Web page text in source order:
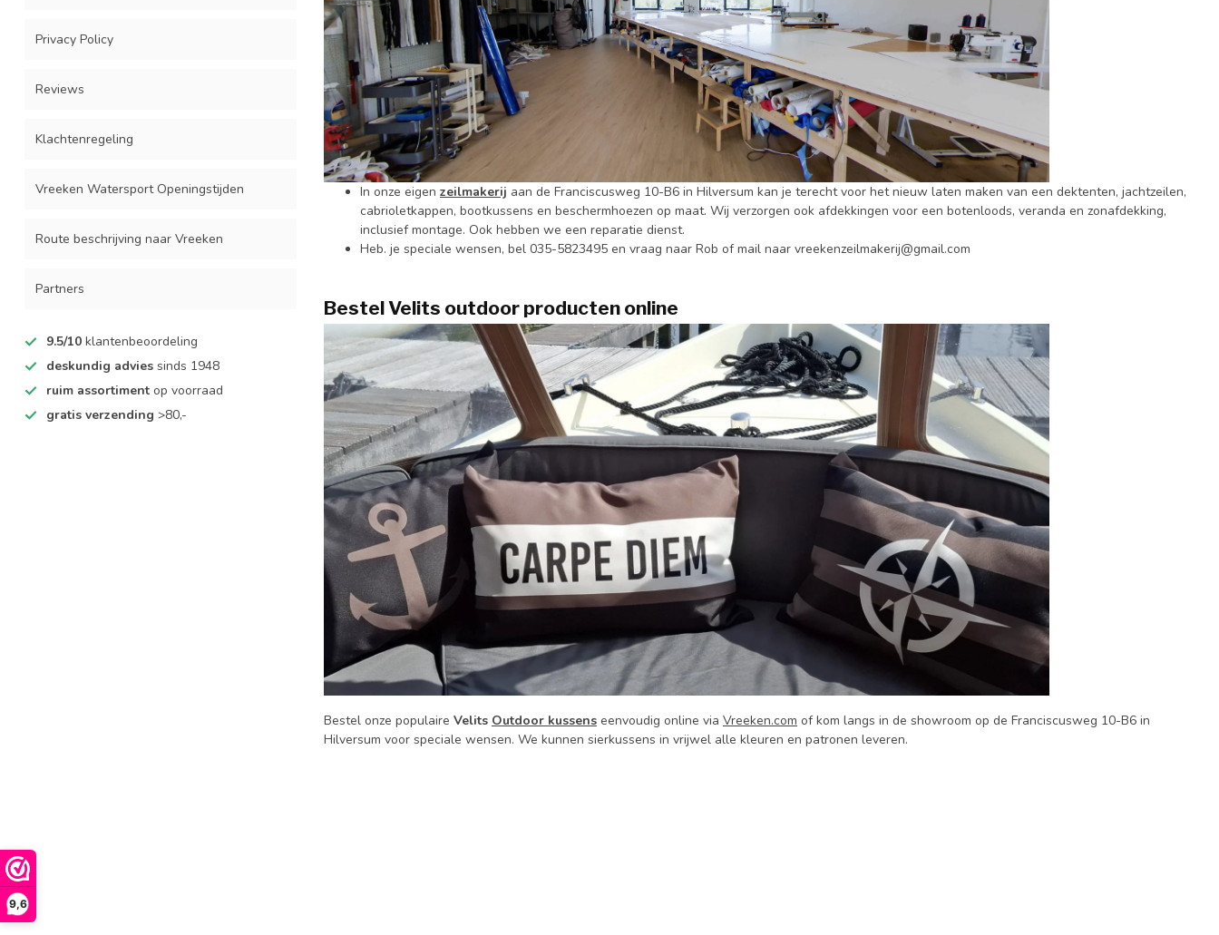
9,6
Privacy Policy
Reviews
Klachtenregeling
Vreeken Watersport Openingstijden
Route beschrijving naar Vreeken
Partners
9.5/10 klantenbeoordeling
deskundig advies sinds 1948
ruim assortiment op voorraad
gratis verzending >80,-
In onze eigen zeilmakerij aan de Franciscusweg 10-B6 in Hilversum kan je terecht voor het nieuw laten maken van een dektenten, jachtzeilen,
cabrioletkappen, bootkussens en beschermhoezen op maat. Wij verzorgen ook afdekkingen voor een botenloods, veranda en zonafdekking,
inclusief montage. Ook hebben we een reparatie dienst.
Heb. je speciale wensen, bel 035-5823495 en vraag naar Rob of mail naar vreekenzeilmakerij@gmail.com
Bestel Velits outdoor producten online
Bestel onze populaire Velits Outdoor kussens eenvoudig online via Vreeken.com of kom langs in de showroom op de Franciscusweg 10-B6 in
Hilversum voor speciale wensen. We kunnen sierkussens in vrijwel alle kleuren en patronen leveren.